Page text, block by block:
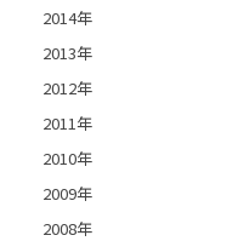
2014年
2013年
2012年
2011年
2010年
2009年
2008年